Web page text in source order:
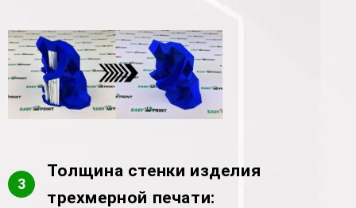
3
Толщина стенки изделия
трехмерной печати: